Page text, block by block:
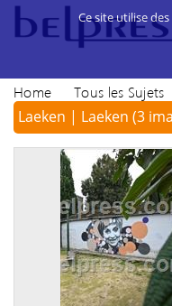
Home Tous les Sujets
Laeken | Laeken (3
Ce site utilise